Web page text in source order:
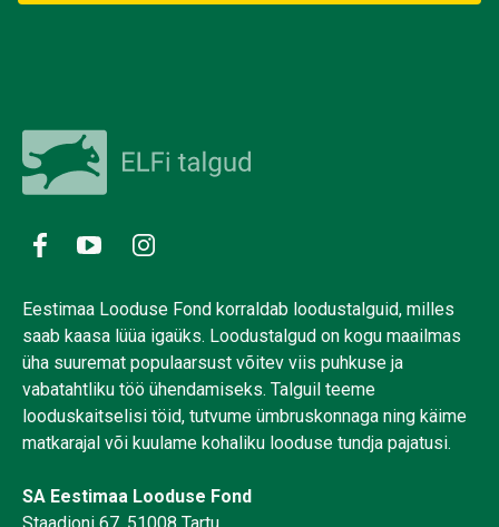
Eestimaa Looduse Fond korraldab loodustalguid, milles
saab kaasa lüüa igaüks. Loodustalgud on kogu maailmas
üha suuremat populaarsust võitev viis puhkuse ja
vabatahtliku töö ühendamiseks. Talguil teeme
looduskaitselisi töid, tutvume ümbruskonnaga ning käime
matkarajal või kuulame kohaliku looduse tundja pajatusi.
SA Eestimaa Looduse Fond